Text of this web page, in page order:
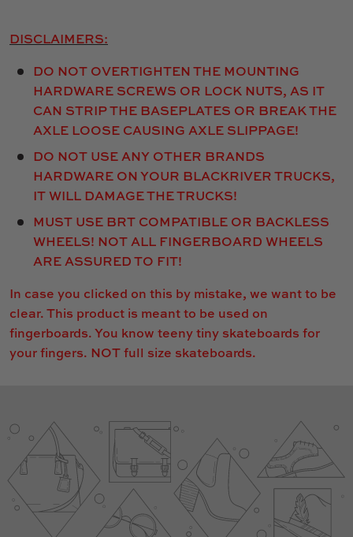
DISCLAIMERS:
DO NOT OVERTIGHTEN THE MOUNTING
HARDWARE SCREWS OR LOCK NUTS, AS IT
CAN STRIP THE BASEPLATES OR BREAK THE
AXLE LOOSE CAUSING AXLE SLIPPAGE!
DO NOT USE ANY OTHER BRANDS
HARDWARE ON YOUR BLACKRIVER TRUCKS,
IT WILL DAMAGE THE TRUCKS!
MUST USE BRT COMPATIBLE OR BACKLESS
WHEELS! NOT ALL FINGERBOARD WHEELS
ARE ASSURED TO FIT!
In case you clicked on this by mistake, we want to be
clear. This product is meant to be used on
fingerboards. You know teeny tiny skateboards for
your fingers. NOTfull size skateboards.